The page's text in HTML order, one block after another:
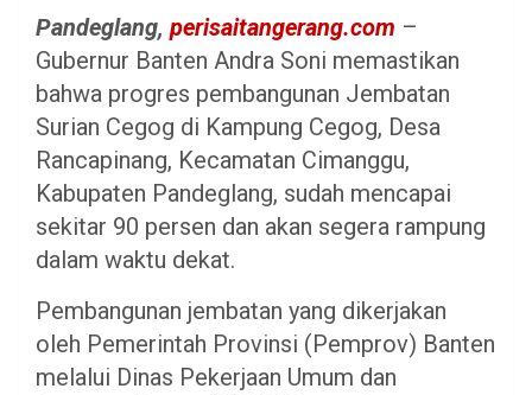
Pandeglang, perisaitangerang.com –
Gubernur Banten Andra Soni memastikan
bahwa progres pembangunan Jembatan
Surian Cegog di Kampung Cegog, Desa
Rancapinang, Kecamatan Cimanggu,
Kabupaten Pandeglang, sudah mencapai
sekitar 90 persen dan akan segera rampung
dalam waktu dekat.
Pembangunan jembatan yang dikerjakan
oleh Pemerintah Provinsi (Pemprov) Banten
melalui Dinas Pekerjaan Umum dan